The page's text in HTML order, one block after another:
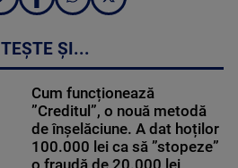
ȘI...
Cum funcționează
”Creditul”, o nouă metodă
de înșelăciune. A dat hoților
100.000 lei ca să ”stopeze”
o fraudă de 20.000 lei